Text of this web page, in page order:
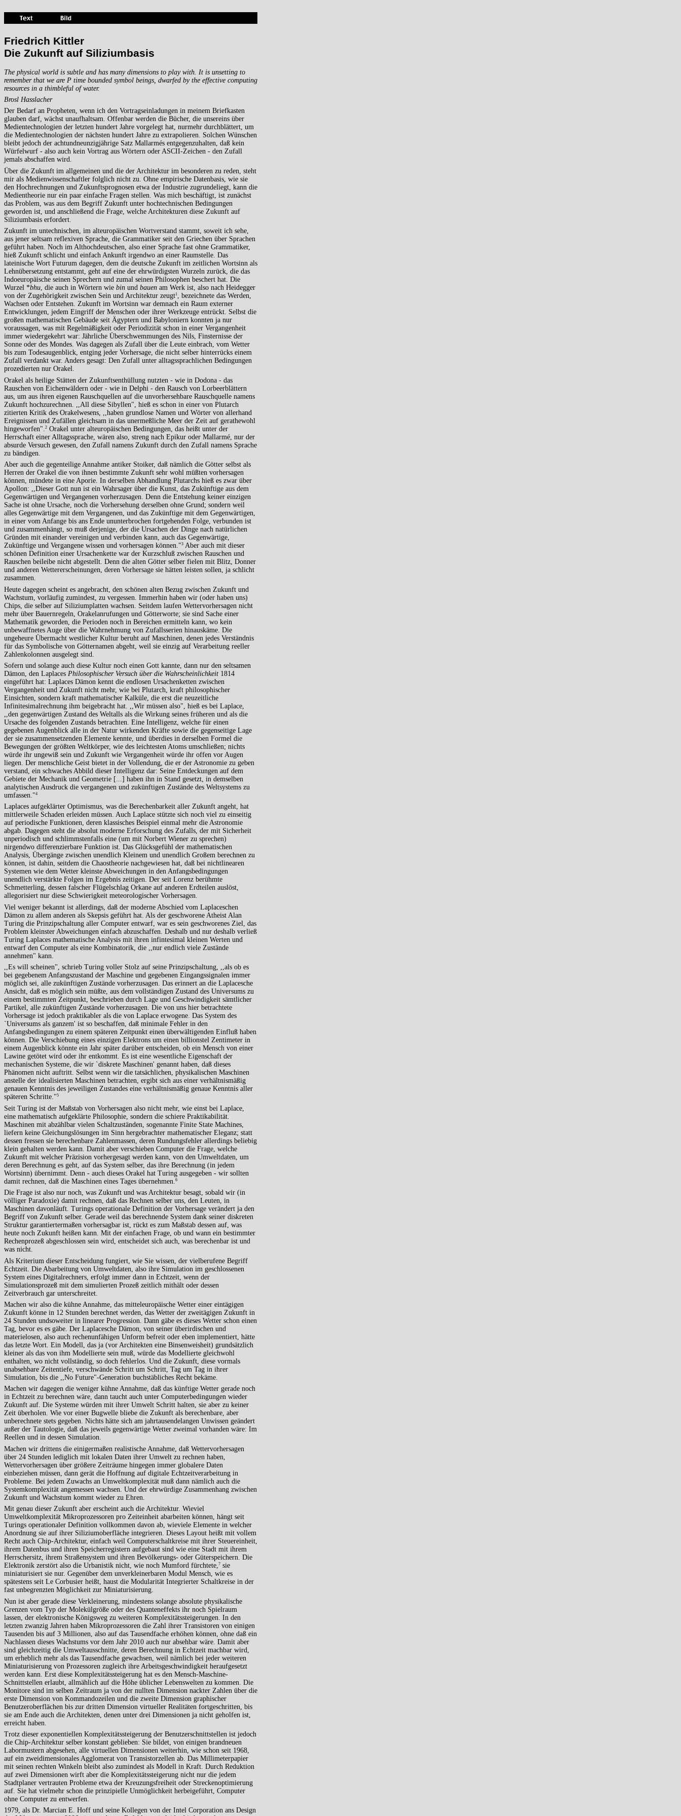
Friedrich Kittler
Die Zukunft auf Siliziumbasis
The physical world is subtle and has many dimensions to play with. It is unsetting to
remember that we are P time bounded symbol beings, dwarfed by the effective computing
resources in a thimbleful of water.
Brosl Hasslacher
Der Bedarf an Propheten, wenn ich den Vortragseinladungen in meinem Briefkasten
glauben darf, wächst unaufhaltsam. Offenbar werden die Bücher, die unsereins über
Medientechnologien der letzten hundert Jahre vorgelegt hat, nurmehr durchblättert, um
die Medientechnologien der nächsten hundert Jahre zu extrapolieren. Solchen Wünschen
bleibt jedoch der achtundneunzigjährige Satz Mallarmés entgegenzuhalten, daß kein
Würfelwurf - also auch kein Vortrag aus Wörtern oder ASCII-Zeichen - den Zufall
jemals abschaffen wird.
Über die Zukunft im allgemeinen und die der Architektur im besonderen zu reden, steht
mir als Medienwissenschaftler folglich nicht zu. Ohne empirische Datenbasis, wie sie
den Hochrechnungen und Zukunftsprognosen etwa der Industrie zugrundeliegt, kann die
Medientheorie nur ein paar einfache Fragen stellen. Was mich beschäftigt, ist zunächst
das Problem, was aus dem Begriff Zukunft unter hochtechnischen Bedingungen
geworden ist, und anschließend die Frage, welche Architekturen diese Zukunft auf
Siliziumbasis erfordert.
Zukunft im untechnischen, im alteuropäischen Wortverstand stammt, soweit ich sehe,
aus jener seltsam reflexiven Sprache, die Grammatiker seit den Griechen über Sprachen
geführt haben. Noch im Althochdeutschen, also einer Sprache fast ohne Grammatiker,
hieß Zukunft schlicht und einfach Ankunft irgendwo an einer Raumstelle. Das
lateinische Wort Futurum dagegen, dem die deutsche Zukunft im zeitlichen Wortsinn als
Lehnübersetzung entstammt, geht auf eine der ehrwürdigsten Wurzeln zurück, die das
Indoeuropäische seinen Sprechern und zumal seinen Philosophen beschert hat. Die
Wurzel *bhu, die auch in Wörtern wie bin und bauen am Werk ist, also nach Heidegger
von der Zugehörigkeit zwischen Sein und Architektur zeugt1, bezeichnete das Werden,
Wachsen oder Entstehen. Zukunft im Wortsinn war demnach ein Raum externer
Entwicklungen, jedem Eingriff der Menschen oder ihrer Werkzeuge entrückt. Selbst die
großen mathematischen Gebäude seit Ägyptern und Babyloniern konnten ja nur
voraussagen, was mit Regelmäßigkeit oder Periodizität schon in einer Vergangenheit
immer wiedergekehrt war: Jährliche Überschwemmungen des Nils, Finsternisse der
Sonne oder des Mondes. Was dagegen als Zufall über die Leute einbrach, vom Wetter
bis zum Todesaugenblick, entging jeder Vorhersage, die nicht selber hinterrücks einem
Zufall verdankt war. Anders gesagt: Den Zufall unter alltagssprachlichen Bedingungen
prozedierten nur Orakel.
Orakel als heilige Stätten der Zukunftsenthüllung nutzten - wie in Dodona - das
Rauschen von Eichenwäldern oder - wie in Delphi - den Rausch von Lorbeerblättern
aus, um aus ihren eigenen Rauschquellen auf die unvorhersehbare Rauschquelle namens
Zukunft hochzurechnen. ,,All diese Sibyllen", hieß es schon in einer von Plutarch
zitierten Kritik des Orakelwesens, ,,haben grundlose Namen und Wörter von allerhand
Ereignissen und Zufällen gleichsam in das unermeßliche Meer der Zeit auf gerathewohl
hingeworfen". 2 Orakel unter alteuropäischen Bedingungen, das heißt unter der
Herrschaft einer Alltagssprache, wären also, streng nach Epikur oder Mallarmé, nur der
absurde Versuch gewesen, den Zufall namens Zukunft durch den Zufall namens Sprache
zu bändigen.
Aber auch die gegenteilige Annahme antiker Stoiker, daß nämlich die Götter selbst als
Herren der Orakel die von ihnen bestimmte Zukunft sehr wohl müßten vorhersagen
können, mündete in eine Aporie. In derselben Abhandlung Plutarchs hieß es zwar über
Apollon: ,,Dieser Gott nun ist ein Wahrsager über die Kunst, das Zukünftige aus dem
Gegenwärtigen und Vergangenen vorherzusagen. Denn die Entstehung keiner einzigen
Sache ist ohne Ursache, noch die Vorhersehung derselben ohne Grund; sondern weil
alles Gegenwärtige mit dem Vergangenen, und das Zukünftige mit dem Gegenwärtigen,
in einer vom Anfange bis ans Ende ununterbrochen fortgehenden Folge, verbunden ist
und zusammenhängt, so muß derjenige, der die Ursachen der Dinge nach natürlichen
Gründen mit einander vereinigen und verbinden kann, auch das Gegenwärtige,
Zukünftige und Vergangene wissen und vorhersagen können."3 Aber auch mit dieser
schönen Definition einer Ursachenkette war der Kurzschluß zwischen Rauschen und
Rauschen beileibe nicht abgestellt. Denn die alten Götter selber fielen mit Blitz, Donner
und anderen Wettererscheinungen, deren Vorhersage sie hätten leisten sollen, ja schlicht
zusammen.
Heute dagegen scheint es angebracht, den schönen alten Bezug zwischen Zukunft und
Wachstum, vorläufig zumindest, zu vergessen. Immerhin haben wir (oder haben uns)
Chips, die selber auf Siliziumplatten wachsen. Seitdem laufen Wettervorhersagen nicht
mehr über Bauernregeln, Orakelanrufungen und Götterworte; sie sind Sache einer
Mathematik geworden, die Perioden noch in Bereichen ermitteln kann, wo kein
unbewaffnetes Auge über die Wahrnehmung von Zufallsserien hinauskäme. Die
ungeheure Übermacht westlicher Kultur beruht auf Maschinen, denen jedes Verständnis
für das Symbolische von Götternamen abgeht, weil sie einzig auf Verarbeitung reeller
Zahlenkolonnen ausgelegt sind.
Sofern und solange auch diese Kultur noch einen Gott kannte, dann nur den seltsamen
Dämon, den Laplaces Philosophischer Versuch über die Wahrscheinlichkeit 1814
eingeführt hat: Laplaces Dämon kennt die endlosen Ursachenketten zwischen
Vergangenheit und Zukunft nicht mehr, wie bei Plutarch, kraft philosophischer
Einsichten, sondern kraft mathematischer Kalküle, die erst die neuzeitliche
Infinitesimalrechnung ihm beigebracht hat. ,,Wir müssen also", hieß es bei Laplace,
,,den gegenwärtigen Zustand des Weltalls als die Wirkung seines früheren und als die
Ursache des folgenden Zustands betrachten. Eine Intelligenz, welche für einen
gegebenen Augenblick alle in der Natur wirkenden Kräfte sowie die gegenseitige Lage
der sie zusammensetzenden Elemente kennte, und überdies in derselben Formel die
Bewegungen der größten Weltkörper, wie des leichtesten Atoms umschließen; nichts
würde ihr ungewiß sein und Zukunft wie Vergangenheit würde ihr offen vor Augen
liegen. Der menschliche Geist bietet in der Vollendung, die er der Astronomie zu geben
verstand, ein schwaches Abbild dieser Intelligenz dar: Seine Entdeckungen auf dem
Gebiete der Mechanik und Geometrie [...] haben ihn in Stand gesetzt, in demselben
analytischen Ausdruck die vergangenen und zukünftigen Zustände des Weltsystems zu
umfassen."4
Laplaces aufgeklärter Optimismus, was die Berechenbarkeit aller Zukunft angeht, hat
mittlerweile Schaden erleiden müssen. Auch Laplace stützte sich noch viel zu einseitig
auf periodische Funktionen, deren klassisches Beispiel einmal mehr die Astronomie
abgab. Dagegen steht die absolut moderne Erforschung des Zufalls, der mit Sicherheit
unperiodisch und schlimmstenfalls eine (um mit Norbert Wiener zu sprechen)
nirgendwo differenzierbare Funktion ist. Das Glücksgefühl der mathematischen
Analysis, Übergänge zwischen unendlich Kleinem und unendlich Großem berechnen zu
können, ist dahin, seitdem die Chaostheorie nachgewiesen hat, daß bei nichtlinearen
Systemen wie dem Wetter kleinste Abweichungen in den Anfangsbedingungen
unendlich verstärkte Folgen im Ergebnis zeitigen. Der seit Lorenz berühmte
Schmetterling, dessen falscher Flügelschlag Orkane auf anderen Erdteilen auslöst,
allegorisiert nur diese Schwierigkeit meteorologischer Vorhersagen.
Viel weniger bekannt ist allerdings, daß der moderne Abschied vom Laplaceschen
Dämon zu allem anderen als Skepsis geführt hat. Als der geschworene Atheist Alan
Turing die Prinzipschaltung aller Computer entwarf, war es sein geschworenes Ziel, das
Problem kleinster Abweichungen einfach abzuschaffen. Deshalb und nur deshalb verließ
Turing Laplaces mathematische Analysis mit ihren infintesimal kleinen Werten und
entwarf den Computer als eine Kombinatorik, die ,,nur endlich viele Zustände
annehmen" kann.
,,Es will scheinen", schrieb Turing voller Stolz auf seine Prinzipschaltung, ,,als ob es
bei gegebenem Anfangszustand der Maschine und gegebenen Eingangssignalen immer
möglich sei, alle zukünftigen Zustände vorherzusagen. Das erinnert an die Laplacesche
Ansicht, daß es möglich sein müßte, aus dem vollständigen Zustand des Universums zu
einem bestimmten Zeitpunkt, beschrieben durch Lage und Geschwindigkeit sämtlicher
Partikel, alle zukünftigen Zustände vorherzusagen. Die von uns hier betrachtete
Vorhersage ist jedoch praktikabler als die von Laplace erwogene. Das System des
`Universums als ganzem' ist so beschaffen, daß minimale Fehler in den
Anfangsbedingungen zu einem späteren Zeitpunkt einen überwältigenden Einfluß haben
können. Die Verschiebung eines einzigen Elektrons um einen billionstel Zentimeter in
einem Augenblick könnte ein Jahr später darüber entscheiden, ob ein Mensch von einer
Lawine getötet wird oder ihr entkommt. Es ist eine wesentliche Eigenschaft der
mechanischen Systeme, die wir `diskrete Maschinen' genannt haben, daß dieses
Phänomen nicht auftritt. Selbst wenn wir die tatsächlichen, physikalischen Maschinen
anstelle der idealisierten Maschinen betrachten, ergibt sich aus einer verhältnismäßig
genauen Kenntnis des jeweiligen Zustandes eine verhältnismäßig genaue Kenntnis aller
späteren Schritte."5
Seit Turing ist der Maßstab von Vorhersagen also nicht mehr, wie einst bei Laplace,
eine mathematisch aufgeklärte Philosophie, sondern die schiere Praktikabilität.
Maschinen mit abzählbar vielen Schaltzuständen, sogenannte Finite State Machines,
liefern keine Gleichungslösungen im Sinn hergebrachter mathematischer Eleganz; statt
dessen fressen sie berechenbare Zahlenmassen, deren Rundungsfehler allerdings beliebig
klein gehalten werden kann. Damit aber verschieben Computer die Frage, welche
Zukunft mit welcher Präzision vorhergesagt werden kann, von den Umweltdaten, um
deren Berechnung es geht, auf das System selber, das ihre Berechnung (in jedem
Wortsinn) übernimmt. Denn - auch dieses Orakel hat Turing ausgegeben - wir sollten
damit rechnen, daß die Maschinen eines Tages übernehmen. 6
Die Frage ist also nur noch, was Zukunft und was Architektur besagt, sobald wir (in
völliger Paradoxie) damit rechnen, daß das Rechnen selber uns, den Leuten, in
Maschinen davonläuft. Turings operationale Definition der Vorhersage verändert ja den
Begriff von Zukunft selber. Gerade weil das berechnende System dank seiner diskreten
Struktur garantiertermaßen vorhersagbar ist, rückt es zum Maßstab dessen auf, was
heute noch Zukunft heißen kann. Mit der einfachen Frage, ob und wann ein bestimmter
Rechenprozeß abgeschlossen sein wird, entscheidet sich auch, was berechenbar ist und
was nicht.
Als Kriterium dieser Entscheidung fungiert, wie Sie wissen, der vielberufene Begriff
Echtzeit. Die Abarbeitung von Umweltdaten, also ihre Simulation im geschlossenen
System eines Digitalrechners, erfolgt immer dann in Echtzeit, wenn der
Simulationsprozeß mit dem simulierten Prozeß zeitlich mithält oder dessen
Zeitverbrauch gar unterschreitet.
Machen wir also die kühne Annahme, das mitteleuropäische Wetter einer eintägigen
Zukunft könne in 12 Stunden berechnet werden, das Wetter der zweitägigen Zukunft in
24 Stunden undsoweiter in linearer Progression. Dann gäbe es dieses Wetter schon einen
Tag, bevor es es gäbe. Der Laplacesche Dämon, von seiner überirdischen und
materielosen, also auch rechenunfähigen Unform befreit oder eben implementiert, hätte
das letzte Wort. Ein Modell, das ja (vor Architekten eine Binsenweisheit) grundsätzlich
kleiner als das von ihm Modellierte sein muß, würde das Modellierte gleichwohl
enthalten, wo nicht vollständig, so doch fehlerlos. Und die Zukunft, diese vormals
unabsehbare Zeitentiefe, verschwände Schritt um Schritt, Tag um Tag in ihrer
Simulation, bis die ,,No Future"-Generation buchstäbliches Recht bekäme.
Machen wir dagegen die weniger kühne Annahme, daß das künftige Wetter gerade noch
in Echtzeit zu berechnen wäre, dann taucht auch unter Computerbedingungen wieder
Zukunft auf. Die Systeme würden mit ihrer Umwelt Schritt halten, sie aber zu keiner
Zeit überholen. Wie vor einer Bugwelle bliebe die Zukunft als berechenbare, aber
unberechnete stets gegeben. Nichts hätte sich am jahrtausendelangen Unwissen geändert
außer der Tautologie, daß das jeweils gegenwärtige Wetter zweimal vorhanden wäre: Im
Reellen und in dessen Simulation.
Machen wir drittens die einigermaßen realistische Annahme, daß Wettervorhersagen
über 24 Stunden lediglich mit lokalen Daten ihrer Umwelt zu rechnen haben,
Wettervorhersagen über größere Zeiträume hingegen immer globalere Daten
einbeziehen müssen, dann gerät die Hoffnung auf digitale Echtzeitverarbeitung in
Probleme. Bei jedem Zuwachs an Umweltkomplexität muß dann nämlich auch die
Systemkomplexität angemessen wachsen. Und der ehrwürdige Zusammenhang zwischen
Zukunft und Wachstum kommt wieder zu Ehren.
Mit genau dieser Zukunft aber erscheint auch die Architektur. Wieviel
Umweltkomplexität Mikroprozessoren pro Zeiteinheit abarbeiten können, hängt seit
Turings operationaler Definition vollkommen davon ab, wieviele Elemente in welcher
Anordnung sie auf ihrer Siliziumoberfläche integrieren. Dieses Layout heißt mit vollem
Recht auch Chip-Architektur, einfach weil Computerschaltkreise mit ihrer Steuereinheit,
ihrem Datenbus und ihren Speicherregistern aufgebaut sind wie eine Stadt mit ihrem
Herrschersitz, ihrem Straßensystem und ihren Bevölkerungs- oder Güterspeichern. Die
Elektronik zerstört also die Urbanistik nicht, wie noch Mumford fürchtete,7 sie
miniaturisiert sie nur. Gegenüber dem unverkleinerbaren Modul Mensch, wie es
spätestens seit Le Corbusier heißt, haust die Modularität Integrierter Schaltkreise in der
fast unbegrenzten Möglichkeit zur Miniaturisierung.
Nun ist aber gerade diese Verkleinerung, mindestens solange absolute physikalische
Grenzen vom Typ der Molekülgröße oder des Quanteneffekts ihr noch Spielraum
lassen, der elektronische Königsweg zu weiteren Komplexitätssteigerungen. In den
letzten zwanzig Jahren haben Mikroprozessoren die Zahl ihrer Transistoren von einigen
Tausenden bis auf 3 Millionen, also auf das Tausendfache erhöhen können, ohne daß ein
Nachlassen dieses Wachstums vor dem Jahr 2010 auch nur absehbar wäre. Damit aber
sind gleichzeitig die Umweltausschnitte, deren Berechnung in Echtzeit machbar wird,
um erheblich mehr als das Tausendfache gewachsen, weil nämlich bei jeder weiteren
Miniaturisierung von Prozessoren zugleich ihre Arbeitsgeschwindigkeit heraufgesetzt
werden kann. Erst diese Komplexitätssteigerung hat es den Mensch-Maschine-
Schnittstellen erlaubt, allmählich auf die Höhe üblicher Lebenswelten zu kommen. Die
Monitore sind im selben Zeitraum ja von der nullten Dimension nackter Zahlen über die
erste Dimension von Kommandozeilen und die zweite Dimension graphischer
Benutzeroberflächen bis zur dritten Dimension virtueller Realitäten fortgeschritten, bis
sie am Ende auch die Architekten, denen unter drei Dimensionen ja nicht geholfen ist,
erreicht haben.
Trotz dieser exponentiellen Komplexitätssteigerung der Benutzerschnittstellen ist jedoch
die Chip-Architektur selber konstant geblieben: Sie bildet, von einigen brandneuen
Labormustern abgesehen, alle virtuellen Dimensionen weiterhin, wie schon seit 1968,
auf ein zweidimensionales Agglomerat von Transistorzellen ab. Das Millimeterpapier
mit seinen rechten Winkeln bleibt also zumindest als Modell in Kraft. Durch Reduktion
auf zwei Dimensionen wirft aber die Komplexitätssteigerung nicht nur die jedem
Stadtplaner vertrauten Probleme etwa der Kreuzungsfreiheit oder Streckenoptimierung
auf. Sie hat vielmehr schon die prinzipielle Unmöglichkeit herbeigeführt, Computer
ohne Computer zu entwerfen.
1979, als Dr. Marcian E. Hoff und seine Kollegen von der Intel Corporation ans Design